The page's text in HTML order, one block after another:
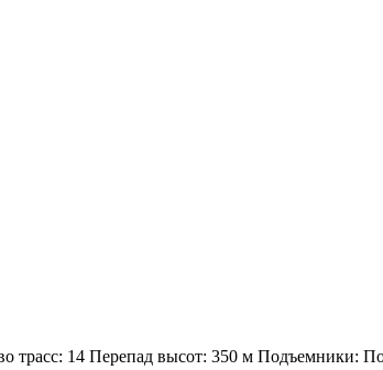
трасс: 14 Перепад высот: 350 м Подъемники: